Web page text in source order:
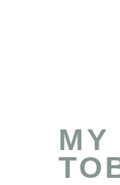
MY